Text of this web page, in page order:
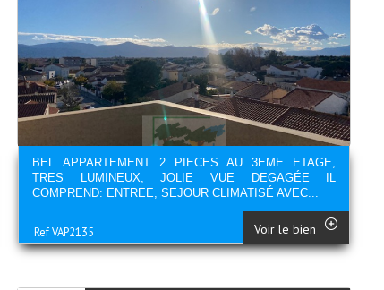
BEL APPARTEMENT 2 PIECES AU 3EME ETAGE,
TRES LUMINEUX, JOLIE VUE DEGAGÉE IL
COMPREND: ENTREE, SEJOUR CLIMATISÉ AVEC...
Ref VAP2135 Voir le bien